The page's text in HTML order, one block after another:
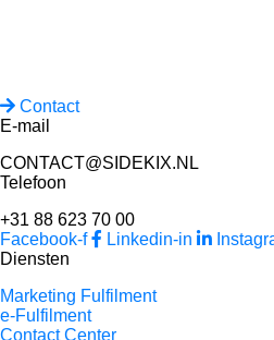
Contact
E-mail
CONTACT@SIDEKIX.NL
Telefoon
+31 88 623 70 00
Facebook-f
Linkedin-in
Diensten
Marketing Fulfilment
e-Fulfilment
Contact Center